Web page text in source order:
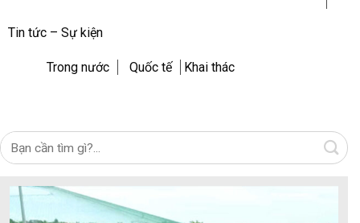
Tin tức – Sự kiện
Trong nước Quốc tế Khai thác